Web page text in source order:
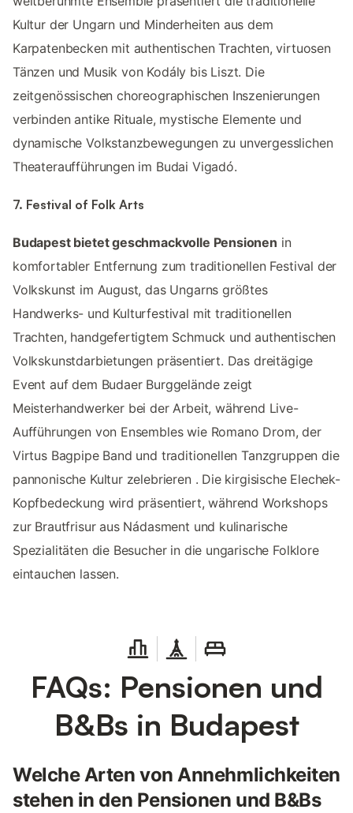
Kultur der Ungarn und Minderheiten aus dem
Karpatenbecken mit authentischen Trachten, virtuosen
Tänzen und Musik von Kodály bis Liszt. Die
zeitgenössischen choreographischen Inszenierungen
verbinden antike Rituale, mystische Elemente und
dynamische Volkstanzbewegungen zu unvergesslichen
Theateraufführungen im Budai Vigadó.
7. Festival of Folk Arts
Budapest bietet geschmackvolle Pensionen in
komfortabler Entfernung zum traditionellen Festival der
Volkskunst im August, das Ungarns größtes
Handwerks- und Kulturfestival mit traditionellen
Trachten, handgefertigtem Schmuck und authentischen
Volkskunstdarbietungen präsentiert. Das dreitägige
Event auf dem Budaer Burggelände zeigt
Meisterhandwerker bei der Arbeit, während Live-
Aufführungen von Ensembles wie Romano Drom, der
Virtus Bagpipe Band und traditionellen Tanzgruppen die
pannonische Kultur zelebrieren ​. Die kirgisische Elechek-
Kopfbedeckung wird präsentiert, während Workshops
zur Brautfrisur aus Nádasment und kulinarische
Spezialitäten die Besucher in die ungarische Folklore
eintauchen lassen.
FAQs: Pensionen und
B&Bs in Budapest
Welche Arten von Annehmlichkeiten
stehen in den Pensionen und B&Bs